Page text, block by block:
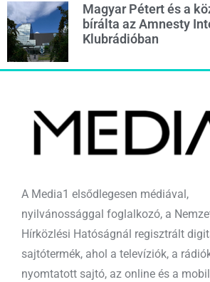
Magyar Pétert és a
bírálta az Amnesty
Klubrádióban
A Media1 elsődlegesen médiával,
nyilvánossággal foglalkozó, a
Hírközlési Hatóságnál regisztrált
sajtótermék, ahol a televíziók, a
nyomtatott sajtó, az online és a